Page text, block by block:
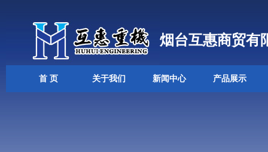
烟台互惠商贸有
首 页 关于我们 新闻中心 产品展示